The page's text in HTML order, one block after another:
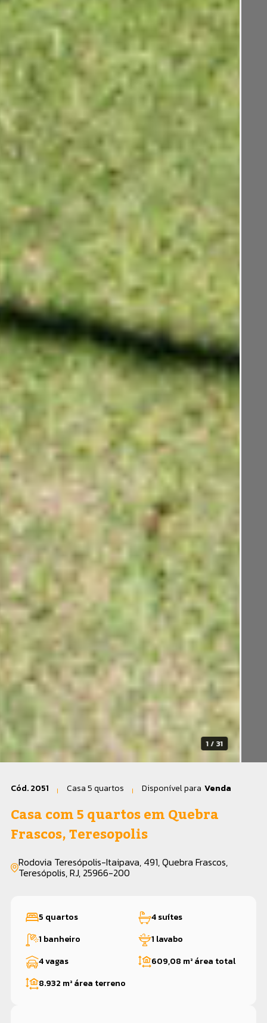
Cód. 2051 Casa 5 quartos Disponível para Venda
Casa com 5 quartos em Quebra
Frascos, Teresopolis
Rodovia Teresópolis-Itaipava, 491, Quebra Frascos,
Teresópolis, RJ, 25966-200
5 quartos
4 suítes
1 banheiro
1 lavabo
4 vagas
609,08 m²área total
8.932 m²área terreno